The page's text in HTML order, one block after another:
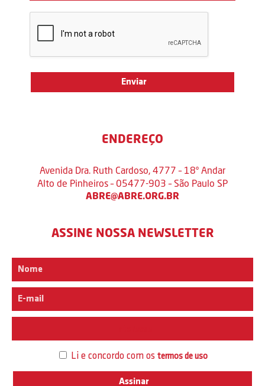
ENDEREÇO
Avenida Dra. Ruth Cardoso, 4777 – 18º Andar
Alto de Pinheiros – 05477-903 – São Paulo SP
ABRE@ABRE.ORG.BR
ASSINE NOSSA NEWSLETTER
Li e concordo com os termos de uso